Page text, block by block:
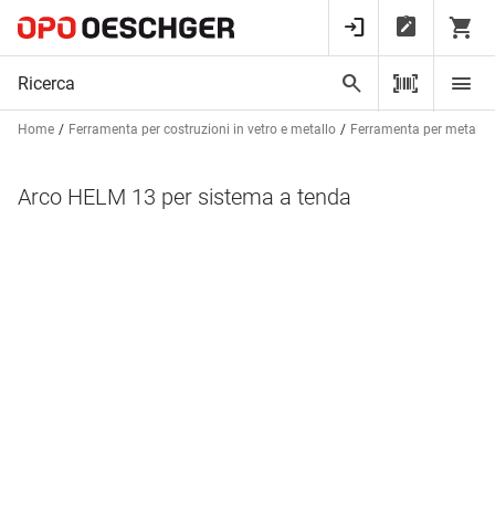
Home Ferramenta per costruzioni in vetro e metallo Ferramenta per
Arco HELM 13 per sistema a tenda